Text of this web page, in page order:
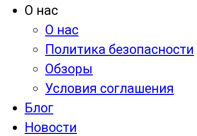
О нас
О нас
Политика безопасности
Обзоры
Условия соглашения
Блог
Новости